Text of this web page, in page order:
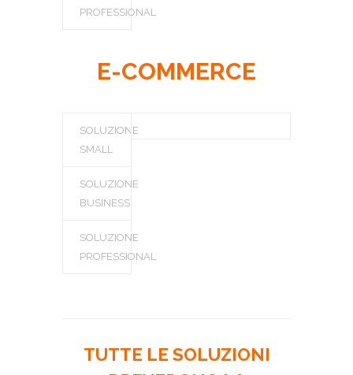
PROFESSIONAL
E-COMMERCE
SOLUZIONE
SMALL
SOLUZIONE
BUSINESS
SOLUZIONE
PROFESSIONAL
TUTTE LE SOLUZIONI